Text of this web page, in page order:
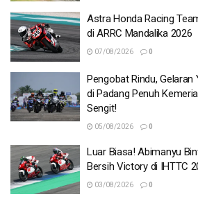
Astra Honda Racing
di ARRC Mandalika 2026
07/08/2026 0
Pengobat Rindu, Gelaran
di Padang Penuh
Sengit!
05/08/2026 0
Luar Biasa! Abimanyu
Bersih Victory di IHTTC
03/08/2026 0